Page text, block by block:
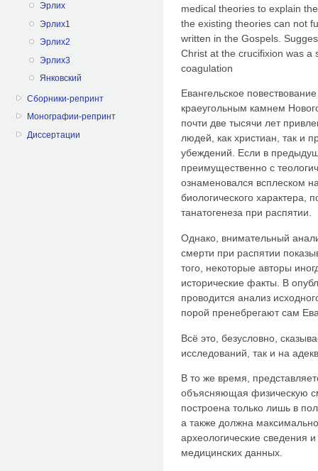
Эрлих
Эрлих1
Эрлих2
Эрлих3
Янковский
Сборники-репринт
Монографии-репринт
Диссертации
medical theories to explain
the existing theories can not
written in the Gospels.
Christ at the crucifixion was a
coagulation
Евангельское
краеугольным камнем
почти две тысячи лет
людей, как христиан, так и
убеждений. Если в
преимущественно с
ознаменовался всплеском
биологического характера,
танатогенеза при распятии.
Однако, внимательный
смерти при распятии
того, некоторые авторы
исторические факты. В
проводится анализ
порой пренебрегают сам
Всё это, безусловно,
исследований, так и на
В то же время,
объясняющая физическую
построена только лишь в
а также должна
археологические сведения
медицинских данных.